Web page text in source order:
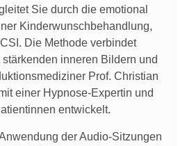
Sie durch die emotional
Kinderwunschbehandlung,
Die Methode verbindet
inneren Bildern und
Prof. Christian
einer Hypnose-Expertin und
entwickelt.
der Audio-Sitzungen